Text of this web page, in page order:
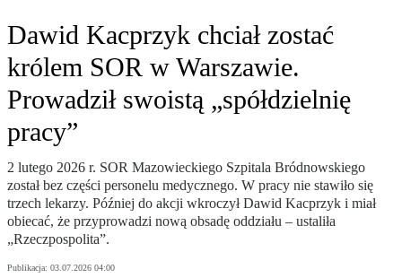
Dawid Kacprzyk chciał zostać
królem SOR w Warszawie.
Prowadził swoistą „spółdzielnię
pracy”
2 lutego 2026 r. SOR Mazowieckiego Szpitala Bródnowskiego
został bez części personelu medycznego. W pracy nie stawiło się
trzech lekarzy. Później do akcji wkroczył Dawid Kacprzyk i miał
obiecać, że przyprowadzi nową obsadę oddziału – ustaliła
„Rzeczpospolita”.
Publikacja: 03.07.2026 04:00